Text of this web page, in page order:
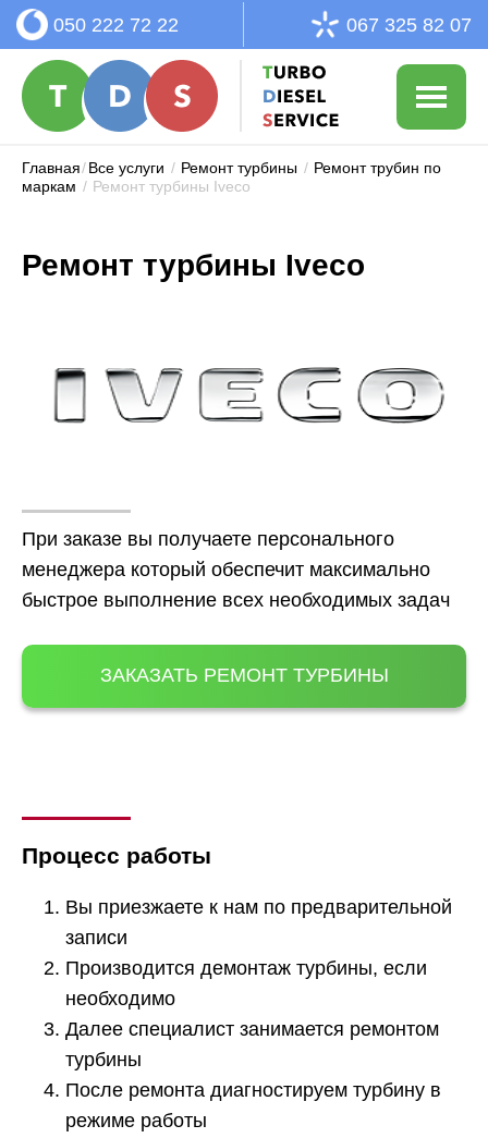
050 222 72 22 067 325 82 07
Главная/Все услуги / Ремонт турбины / Ремонт трубин по
маркам / Ремонт турбины Iveco
Ремонт турбины Iveco
При заказе вы получаете персонального
менеджера который обеспечит максимально
быстрое выполнение всех необходимых задач
ЗАКАЗАТЬ РЕМОНТ ТУРБИНЫ
Процесс работы
Вы приезжаете к нам по предварительной
записи
Производится демонтаж турбины, если
необходимо
Далее специалист занимается ремонтом
турбины
После ремонта диагностируем турбину в
режиме работы